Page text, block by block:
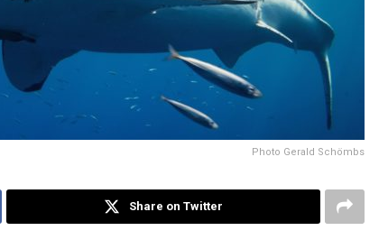
Photo Gerald Schömbs
Share on Twitter